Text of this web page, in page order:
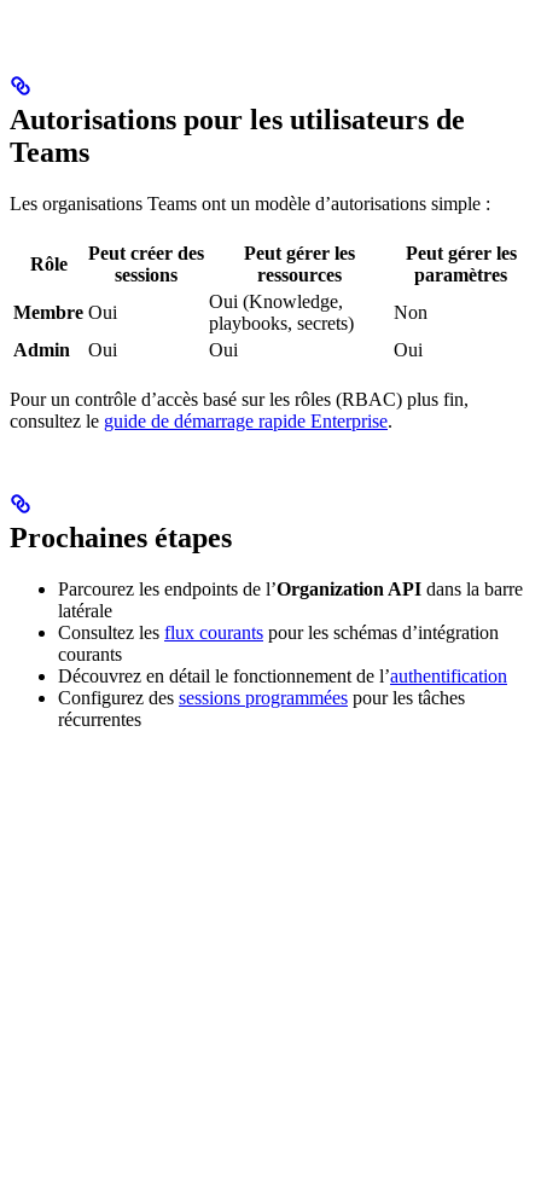
Autorisations pour les utilisateurs de
Teams
Les organisations Teams ont un modèle d’autorisations simple :
Rôle
Peut créer des
sessions
Peut gérer les
ressources
Peut gérer les
paramètres
Membre Oui
Oui (Knowledge,
playbooks, secrets)
Non
Admin
Oui Oui Oui
Pour un contrôle d’accès basé sur les rôles (RBAC) plus fin,
consultez le guide de démarrage rapide Enterprise.
Prochaines étapes
Parcourez les endpoints de l’Organization API dans la barre
latérale
Consultez les flux courants pour les schémas d’intégration
courants
Découvrez en détail le fonctionnement de l’authentification
Configurez des sessions programmées pour les tâches
récurrentes